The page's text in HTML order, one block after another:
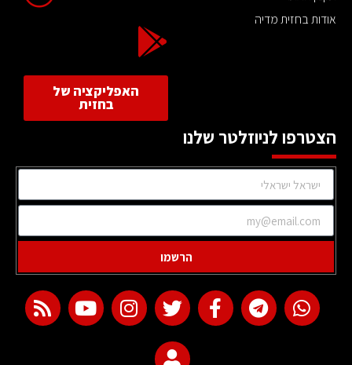
אודות בחזית מדיה
האפליקציה של
בחזית
הצטרפו לניוזלטר שלנו
הרשמו